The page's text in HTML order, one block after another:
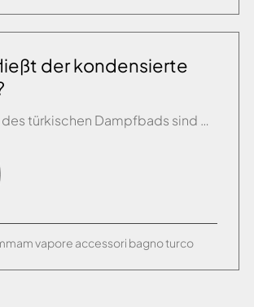
der kondensierte
Im Inneren des türkischen Dampfbads sind ein oder mehrere siphonierte Abflüsse im Boden vorzusehen. Der Boden sollte mit einer Ummantelung bis 40 cm Bodenhöhe abgedichtet werden
vapore accessori bagno turco